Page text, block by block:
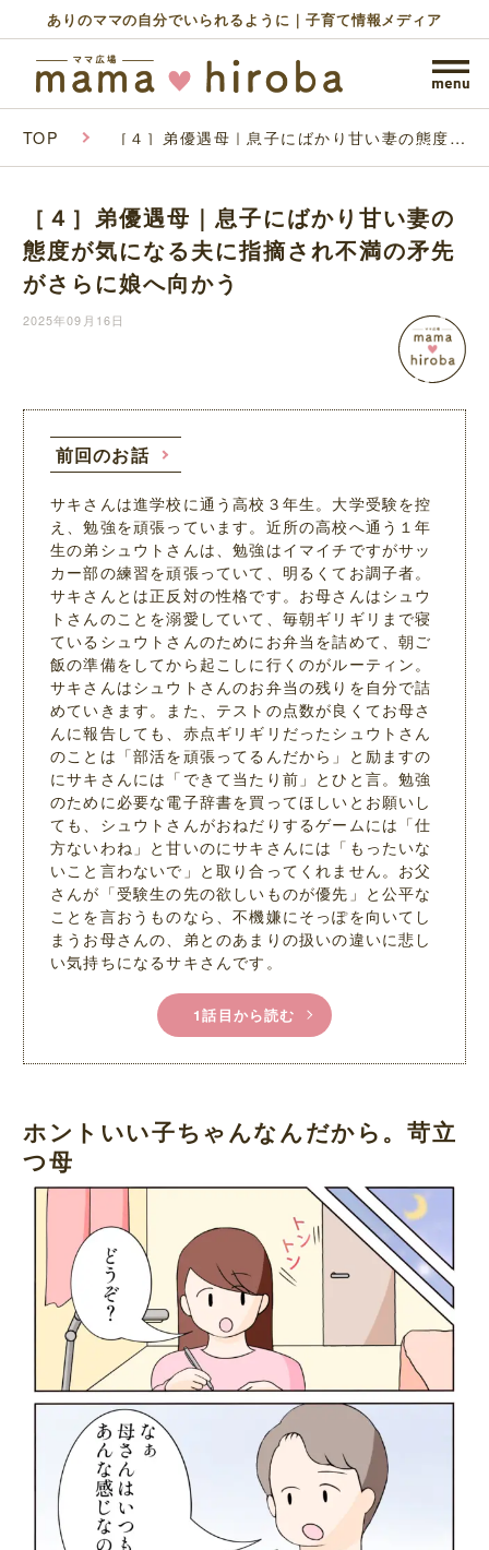
ありのママの自分でいられるように｜子育て情報メディア
TOP ［４］弟優遇母｜息子にばかり甘い妻の態度が
向かう
［４］弟優遇母｜息子にばかり甘い妻の
態度が気になる夫に指摘され不満の矛先
がさらに娘へ向かう
2025年09月16日
前回のお話
サキさんは進学校に通う高校３年生。大学受験を控
え、勉強を頑張っています。近所の高校へ通う１年
生の弟シュウトさんは、勉強はイマイチですがサッ
カー部の練習を頑張っていて、明るくてお調子者。
サキさんとは正反対の性格です。お母さんはシュウ
トさんのことを溺愛していて、毎朝ギリギリまで寝
ているシュウトさんのためにお弁当を詰めて、朝ご
飯の準備をしてから起こしに行くのがルーティン。
サキさんはシュウトさんのお弁当の残りを自分で詰
めていきます。また、テストの点数が良くてお母さ
んに報告しても、赤点ギリギリだったシュウトさん
のことは「部活を頑張ってるんだから」と励ますの
にサキさんには「できて当たり前」とひと言。勉強
のために必要な電子辞書を買ってほしいとお願いし
ても、シュウトさんがおねだりするゲームには「仕
方ないわね」と甘いのにサキさんには「もったいな
いこと言わないで」と取り合ってくれません。お父
さんが「受験生の先の欲しいものが優先」と公平な
ことを言おうものなら、不機嫌にそっぽを向いてし
まうお母さんの、弟とのあまりの扱いの違いに悲し
い気持ちになるサキさんです。
1話目から読む
ホントいい子ちゃんなんだから。苛立
つ母